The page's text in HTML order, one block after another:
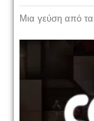
Μια γεύση από